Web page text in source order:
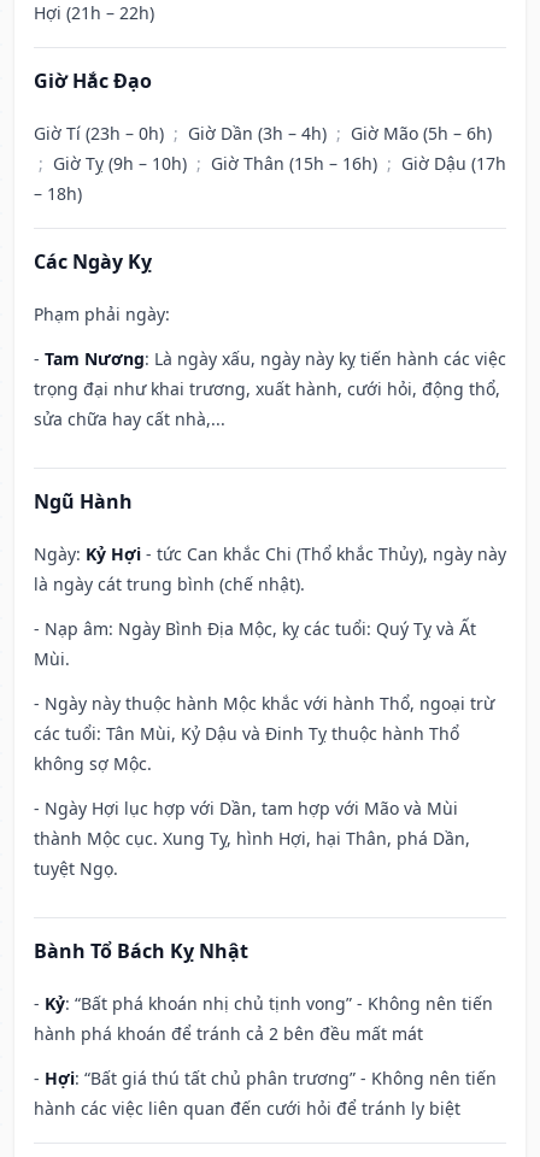
Hợi (21h – 22h)
Giờ Hắc Đạo
Giờ Tí (23h – 0h) ; Giờ Dần (3h – 4h) ; Giờ Mão (5h – 6h)
; Giờ Tỵ (9h – 10h) ; Giờ Thân (15h – 16h) ; Giờ Dậu (17h
– 18h)
Các Ngày Kỵ
Phạm phải ngày:
- Tam Nương: Là ngày xấu, ngày này kỵ tiến hành các việc
trọng đại như khai trương, xuất hành, cưới hỏi, động thổ,
sửa chữa hay cất nhà,...
Ngũ Hành
Ngày: Kỷ Hợi - tức Can khắc Chi (Thổ khắc Thủy), ngày này
là ngày cát trung bình (chế nhật).
- Nạp âm: Ngày Bình Địa Mộc, kỵ các tuổi: Quý Tỵ và Ất
Mùi.
- Ngày này thuộc hành Mộc khắc với hành Thổ, ngoại trừ
các tuổi: Tân Mùi, Kỷ Dậu và Đinh Tỵ thuộc hành Thổ
không sợ Mộc.
- Ngày Hợi lục hợp với Dần, tam hợp với Mão và Mùi
thành Mộc cục. Xung Tỵ, hình Hợi, hại Thân, phá Dần,
tuyệt Ngọ.
Bành Tổ Bách Kỵ Nhật
- Kỷ: “Bất phá khoán nhị chủ tịnh vong” - Không nên tiến
hành phá khoán để tránh cả 2 bên đều mất mát
- Hợi: “Bất giá thú tất chủ phân trương” - Không nên tiến
hành các việc liên quan đến cưới hỏi để tránh ly biệt